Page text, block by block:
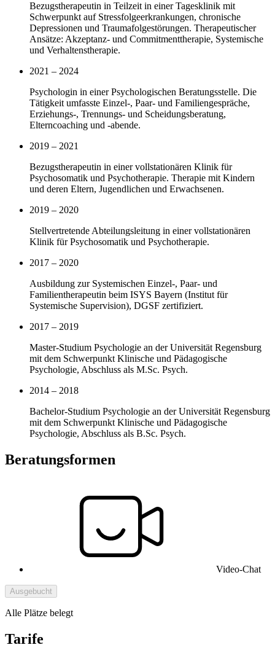
Bezugstherapeutin in Teilzeit in einer Tagesklinik mit
Schwerpunkt auf Stressfolgeerkrankungen, chronische
Depressionen und Traumafolgestörungen. Therapeutischer
Ansätze: Akzeptanz- und Commitmenttherapie, Systemische
und Verhaltenstherapie.
2021 – 2024
Psychologin in einer Psychologischen Beratungsstelle. Die
Tätigkeit umfasste Einzel-, Paar- und Familiengespräche,
Erziehungs-, Trennungs- und Scheidungsberatung,
Elterncoaching und -abende.
2019 – 2021
Bezugstherapeutin in einer vollstationären Klinik für
Psychosomatik und Psychotherapie. Therapie mit Kindern
und deren Eltern, Jugendlichen und Erwachsenen.
2019 – 2020
Stellvertretende Abteilungsleitung in einer vollstationären
Klinik für Psychosomatik und Psychotherapie.
2017 – 2020
Ausbildung zur Systemischen Einzel-, Paar- und
Familientherapeutin beim ISYS Bayern (Institut für
Systemische Supervision), DGSF zertifiziert.
2017 – 2019
Master-Studium Psychologie an der Universität Regensburg
mit dem Schwerpunkt Klinische und Pädagogische
Psychologie, Abschluss als M.Sc. Psych.
2014 – 2018
Bachelor-Studium Psychologie an der Universität Regensburg
mit dem Schwerpunkt Klinische und Pädagogische
Psychologie, Abschluss als B.Sc. Psych.
Beratungsformen
Video-Chat
Ausgebucht
Alle Plätze belegt
Tarife